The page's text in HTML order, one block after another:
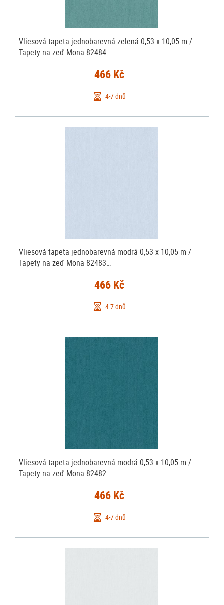
Vliesová tapeta jednobarevná zelená 0,53 x 10,05 m /
Tapety na zeď Mona 82484…
466 Kč
4-7 dnů
Vliesová tapeta jednobarevná modrá 0,53 x 10,05 m /
Tapety na zeď Mona 82483…
466 Kč
4-7 dnů
Vliesová tapeta jednobarevná modrá 0,53 x 10,05 m /
Tapety na zeď Mona 82482…
466 Kč
4-7 dnů